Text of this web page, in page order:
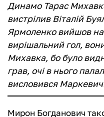
Динамо Тарас
вистрілив Віталій
Ярмоленко вийшов на
вирішальний гол,
Михавка, бо було
грав, очі в нього
висловився
Мирон Богданович